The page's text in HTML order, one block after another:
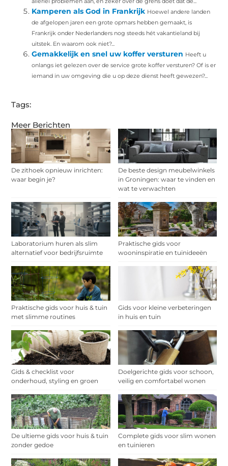
Meer Berichten
De zithoek opnieuw inrichten:
waar begin je?
De beste design meubelwinkels
in Groningen: waar te vinden en
wat te verwachten
Laboratorium huren als slim
alternatief voor bedrijfsruimte
Praktische gids voor
wooninspiratie en tuinideeën
Praktische gids voor huis & tuin
met slimme routines
Gids voor kleine verbeteringen
in huis en tuin
Gids & checklist voor
onderhoud, styling en groen
Doelgerichte gids voor schoon,
veilig en comfortabel wonen
De ultieme gids voor huis & tuin
zonder gedoe
Complete gids voor slim wonen
en tuinieren
Kamperen als God in Frankrijk Hoewel andere landen
de afgelopen jaren een grote opmars hebben gemaakt, is
Frankrijk onder Nederlanders nog steeds hét vakantieland bij
uitstek. En waarom ook niet?...
Gemakkelijk en snel uw koffer versturen Heeft u
onlangs iet gelezen over de service grote koffer versturen? Of is er
iemand in uw omgeving die u op deze dienst heeft gewezen?...
Tags: